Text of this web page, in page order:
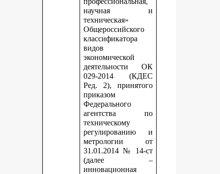
научная и
техническая»
Общероссийского
классификатора
видов
экономической
деятельности ОК
029-2014 (КДЕС
Ред. 2), принятого
приказом
Федерального
агентства по
техническому
регулированию и
метрологии от
31.01.2014 № 14-ст
(далее –
инновационная